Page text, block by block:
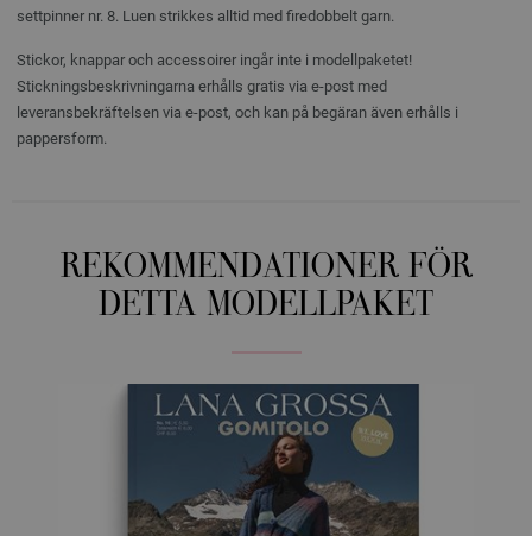
settpinner nr. 8. Luen strikkes alltid med firedobbelt garn.
Stickor, knappar och accessoirer ingår inte i modellpaketet!
Stickningsbeskrivningarna erhålls gratis via e-post med
leveransbekräftelsen via e-post, och kan på begäran även erhålls i
pappersform.
REKOMMENDATIONER FÖR
DETTA MODELLPAKET